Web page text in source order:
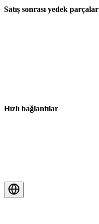
Satış sonrası yedek parçalar
Hızlı bağlantılar